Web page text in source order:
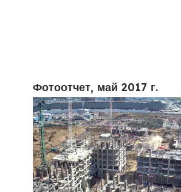
Фотоотчет, май 2017 г.